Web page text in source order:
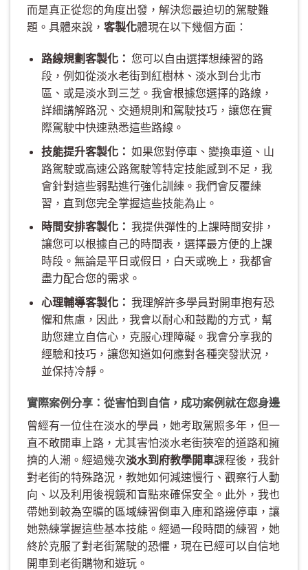
而是真正從您的角度出發，解決您最迫切的駕駛難
題。具體來說， 客製化體現在以下幾個方面：
路線規劃客製化： 您可以自由選擇想練習的路
段，例如從淡水老街到紅樹林、淡水到台北市
區、或是淡水到三芝。我會根據您選擇的路線，
詳細講解路況、交通規則和駕駛技巧，讓您在實
際駕駛中快速熟悉這些路線。
技能提升客製化： 如果您對停車、變換車道、山
路駕駛或高速公路駕駛等特定技能感到不足，我
會針對這些弱點進行強化訓練。我們會反覆練
習，直到您完全掌握這些技能為止。
時間安排客製化： 我提供彈性的上課時間安排，
讓您可以根據自己的時間表，選擇最方便的上課
時段。無論是平日或假日，白天或晚上，我都會
盡力配合您的需求。
心理輔導客製化： 我理解許多學員對開車抱有恐
懼和焦慮，因此，我會以耐心和鼓勵的方式，幫
助您建立自信心，克服心理障礙。我會分享我的
經驗和技巧，讓您知道如何應對各種突發狀況，
並保持冷靜。
實際案例分享：從害怕到自信，成功案例就在您身邊
曾經有一位住在淡水的學員，她考取駕照多年，但一
直不敢開車上路，尤其害怕淡水老街狹窄的道路和擁
擠的人潮。經過幾次淡水到府教學開車課程後，我針
對老街的特殊路況，教她如何減速慢行、觀察行人動
向、以及利用後視鏡和盲點來確保安全。此外，我也
帶她到較為空曠的區域練習倒車入庫和路邊停車，讓
她熟練掌握這些基本技能。經過一段時間的練習，她
終於克服了對老街駕駛的恐懼，現在已經可以自信地
開車到老街購物和遊玩。